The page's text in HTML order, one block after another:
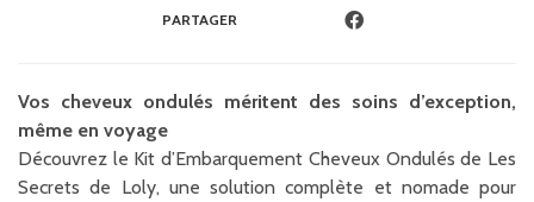
PARTAGER
Vos cheveux ondulés méritent des soins d’exception,
même en voyage
Découvrez le Kit d’Embarquement Cheveux Ondulés de Les
Secrets de Loly, une solution complète et nomade pour